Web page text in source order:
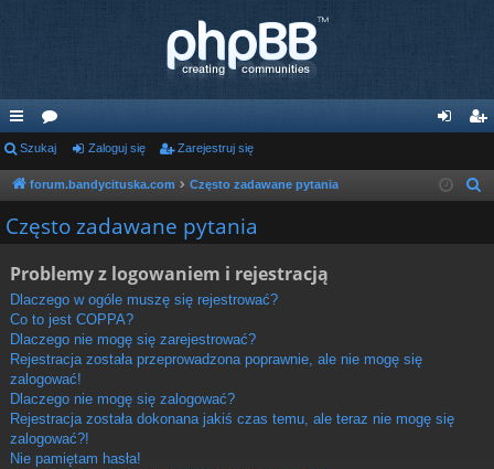
ię
ce
j
or
a og ej
Szukaj Zaloguj się Zarejestruj się
forum.bandycituska.com Często zadawane pytania
Często zadawane pytania
Problemy z logowaniem i rejestracją
Dlaczego w ogóle muszę się rejestrować?
Co to jest COPPA?
Dlaczego nie mogę się zarejestrować?
Rejestracja została przeprowadzona poprawnie, ale nie mogę się
zalogować!
Dlaczego nie mogę się zalogować?
Rejestracja została dokonana jakiś czas temu, ale teraz nie mogę się
zalogować?!
Nie pamiętam hasła!